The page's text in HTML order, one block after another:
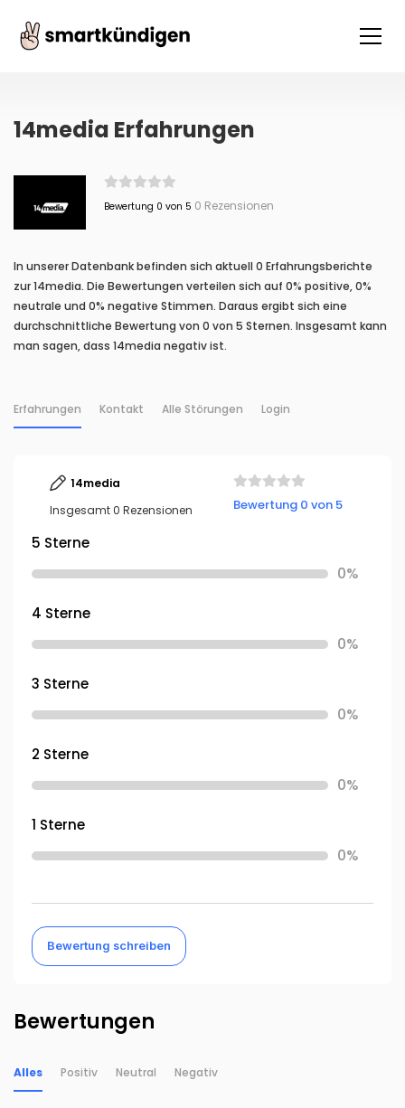
14media Erfahrungen
Bewertung 0 von 5 0 Rezensionen
In unserer Datenbank befinden sich aktuell 0 Erfahrungsberichte
zur 14media. Die Bewertungen verteilen sich auf 0% positive, 0%
neutrale und 0% negative Stimmen. Daraus ergibt sich eine
durchschnittliche Bewertung von 0 von 5 Sternen. Insgesamt kann
man sagen, dass 14media negativ ist.
Erfahrungen Kontakt Alle Störungen Login
14media
Insgesamt 0 Rezensionen
Bewertung 0 von 5
5 Sterne
0%
4 Sterne
0%
3 Sterne
0%
2 Sterne
0%
1 Sterne
0%
Bewertung schreiben
Bewertungen
Alles Positiv Neutral Negativ